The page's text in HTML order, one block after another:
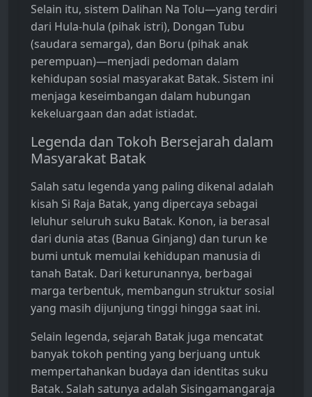
Selain itu, sistem Dalihan Na Tolu—yang terdiri
dari Hula-hula (pihak istri), Dongan Tubu
(saudara semarga), dan Boru (pihak anak
perempuan)—menjadi pedoman dalam
kehidupan sosial masyarakat Batak. Sistem ini
menjaga keseimbangan dalam hubungan
kekeluargaan dan adat istiadat.
Legenda dan Tokoh Bersejarah dalam
Masyarakat Batak
Salah satu legenda yang paling dikenal adalah
kisah Si Raja Batak, yang dipercaya sebagai
leluhur seluruh suku Batak. Konon, ia berasal
dari dunia atas (Banua Ginjang) dan turun ke
bumi untuk memulai kehidupan manusia di
tanah Batak. Dari keturunannya, berbagai
marga terbentuk, membangun struktur sosial
yang masih dijunjung tinggi hingga saat ini.
Selain legenda, sejarah Batak juga mencatat
banyak tokoh penting yang berjuang untuk
mempertahankan budaya dan identitas suku
Batak. Salah satunya adalah Sisingamangaraja